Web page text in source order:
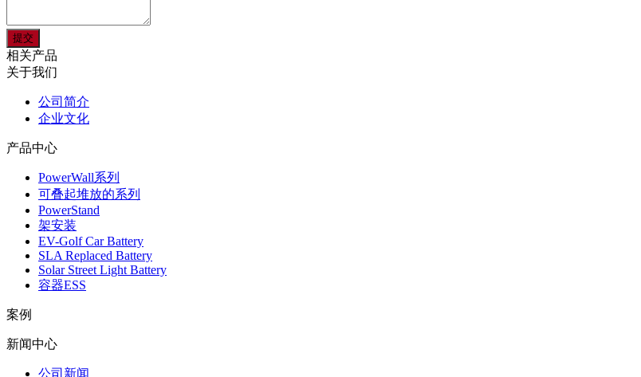
相关产品
关于我们
公司简介
企业文化
产品中心
PowerWall系列
可叠起堆放的系列
PowerStand
架安装
EV-Golf Car Battery
SLA Replaced Battery
Solar Street Light Battery
容器ESS
案例
新闻中心
公司新闻